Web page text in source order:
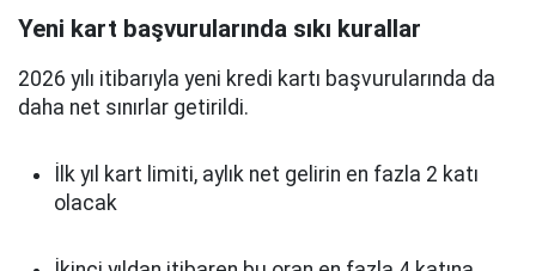
Yeni kart başvurularında sıkı kurallar
2026 yılı itibarıyla yeni kredi kartı başvurularında da
daha net sınırlar getirildi.
İlk yıl kart limiti, aylık net gelirin en fazla 2 katı
olacak